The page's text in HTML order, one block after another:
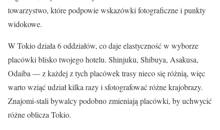
towarzystwo, które podpowie wskazówki fotograficzne i punkty
widokowe.
W Tokio działa 6 oddziałów, co daje elastyczność w wyborze
placówki blisko twojego hotelu. Shinjuku, Shibuya, Asakusa,
Odaiba — z każdej z tych placówek trasy nieco się różnią, więc
warto wziąć udział kilka razy i sfotografować różne krajobrazy.
Znajomi-stali bywalcy podobno zmieniają placówki, by uchwycić
różne oblicza Tokio.